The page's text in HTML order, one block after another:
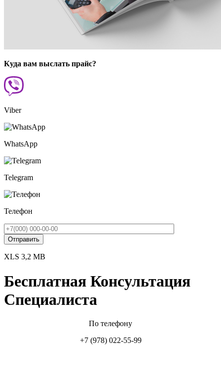
Куда вам выслать прайс?
Viber
WhatsApp
Telegram
Телефон
XLS 3,2 MB
Бесплатная Консультация
Специалиста
По телефону
+7 (978) 022-55-99